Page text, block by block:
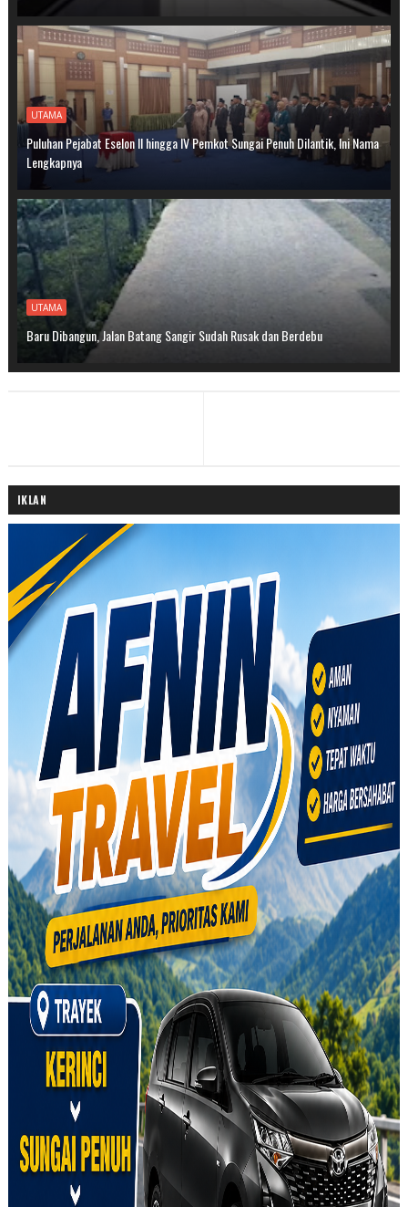
UTAMA
Puluhan Pejabat Eselon II hingga IV Pemkot Sungai Penuh Dilantik, Ini Nama
Lengkapnya
UTAMA
Baru Dibangun, Jalan Batang Sangir Sudah Rusak dan Berdebu
IKLAN